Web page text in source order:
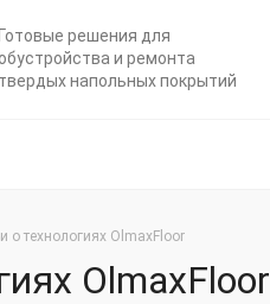
Готовые решения для
обустройства и ремонта
твердых напольных покрытий
о технологиях OlmaxFloor
OlmaxFloor